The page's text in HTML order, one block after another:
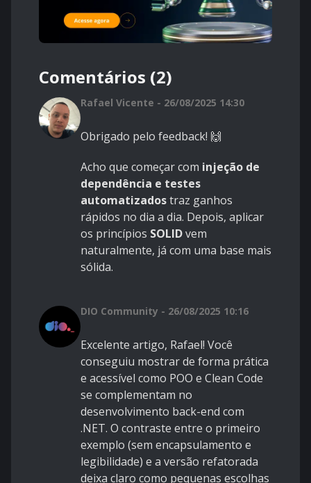
Comentários (2)
Rafael Vicente - 26/08/2025 14:30
Obrigado pelo feedback! 🙌
Acho que começar com injeção de
dependência e testes
automatizadostraz ganhos
rápidos no dia a dia. Depois, aplicar
os princípios SOLIDvem
naturalmente, já com uma base mais
sólida.
DIO Community - 26/08/2025 10:16
Excelente artigo, Rafael! Você
conseguiu mostrar de forma prática
e acessível como POO e Clean Code
se complementam no
desenvolvimento back-end com
.NET. O contraste entre o primeiro
exemplo (sem encapsulamento e
legibilidade) e a versão refatorada
deixa claro como pequenas escolhas